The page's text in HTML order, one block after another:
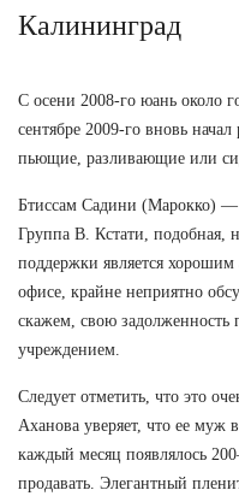
Калининград
С осени 2008-го юань около
сентябре 2009-го вновь
пьющие, разливающие или
Бтиссам Садини (Марокко)
Группа В. Кстати, подобная,
поддержки является хорошим
офисе, крайне неприятно
скажем, свою
учреждением.
Следует отметить, что это
Аханова уверяет, что ее муж
каждый месяц появлялось
продавать. Элегантный